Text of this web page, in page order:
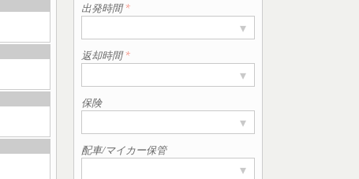
出発時間*
▾
返却時間*
▾
保険
▾
配車/マイカー保管
▾